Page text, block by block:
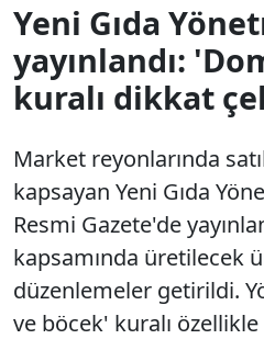
Yeni Gıda
yayınlandı:
kuralı dikkat
Market reyonlarında
kapsayan Yeni Gıda
Resmi Gazete'de
kapsamında üretilecek
düzenlemeler getirildi.
ve böcek' kuralı